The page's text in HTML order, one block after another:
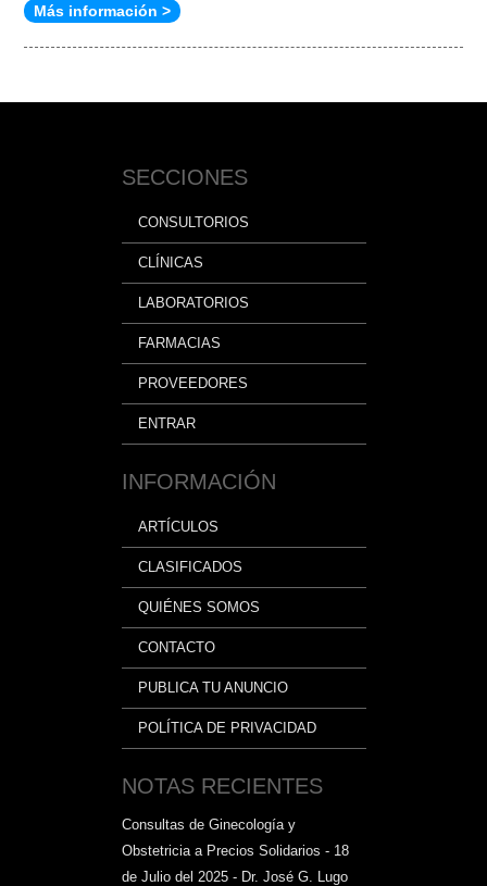
is
Más información >
SECCIONES
CONSULTORIOS
CLÍNICAS
LABORATORIOS
FARMACIAS
PROVEEDORES
ENTRAR
INFORMACIÓN
ARTÍCULOS
CLASIFICADOS
QUIÉNES SOMOS
CONTACTO
PUBLICA TU ANUNCIO
POLÍTICA DE PRIVACIDAD
NOTAS RECIENTES
Consultas de Ginecología y
Obstetricia a Precios Solidarios - 18
de Julio del 2025 - Dr. José G. Lugo